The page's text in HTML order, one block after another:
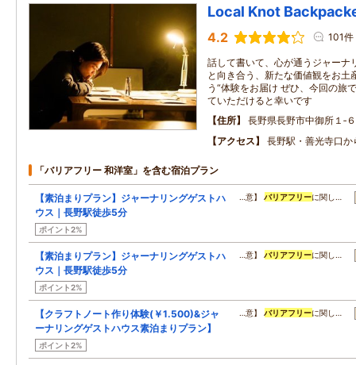
Local Knot
4.2 101件
話して書いて、心が通うジャーナ
と向き合う、新たな価値観をお土
う“体験をお届け ぜひ、今回の旅
ていただけると幸いです
住所
長野県長野市中御所１‐
アクセス
長野駅・善光寺口か
「バリアフリー 和洋室」を含む宿泊プラン
【素泊まりプラン】ジャーナリングゲストハ
ウス｜長野駅徒歩5分
ポイント2%
…意】バリアフリーに関し…
【素泊まりプラン】ジャーナリングゲストハ
ウス｜長野駅徒歩5分
ポイント2%
…意】バリアフリーに関し…
【クラフトノート作り体験(￥1.500)&ジャ
ーナリングゲストハウス素泊まりプラン】
ポイント2%
…意】バリアフリーに関し…